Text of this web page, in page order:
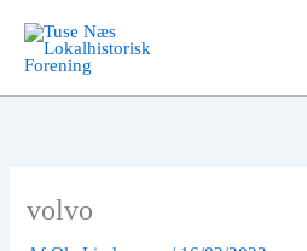
indholdet
volvo